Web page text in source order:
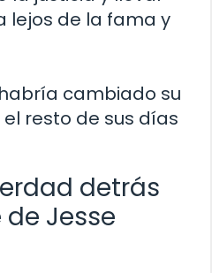
lejos de la fama y
cambiado su
resto de sus días
detrás
Jesse